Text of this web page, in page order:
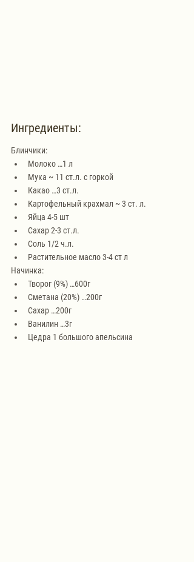
Ингредиенты:
Блинчики:
Молоко …1 л
Мука ~ 11 ст.л. с горкой
Какао …3 ст.л.
Картофельный крахмал ~ 3 ст. л.
Яйца 4-5 шт
Сахар 2-3 ст.л.
Соль 1/2 ч.л.
Растительное масло 3-4 ст л
Начинка:
Творог (9%) …600г
Сметана (20%) …200г
Сахар …200г
Ванилин …3г
Цедра 1 большого апельсина